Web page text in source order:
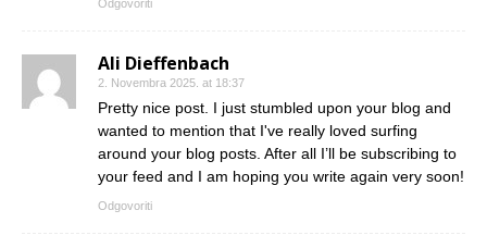
Odgovoriti
Ali Dieffenbach
2. Novembra 2025. at 18:37
Pretty nice post. I just stumbled upon your blog and
wanted to mention that I've really loved surfing
around your blog posts. After all I’ll be subscribing to
your feed and I am hoping you write again very soon!
Odgovoriti